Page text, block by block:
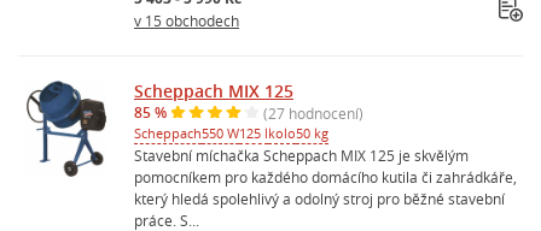
v 15 obchodech
Scheppach MIX 125
85 % (27 hodnocení)
Scheppach550 W125 lkolo50 kg
Stavební míchačka Scheppach MIX 125 je skvělým
pomocníkem pro každého domácího kutila či zahrádkáře,
který hledá spolehlivý a odolný stroj pro běžné stavební
práce. S...